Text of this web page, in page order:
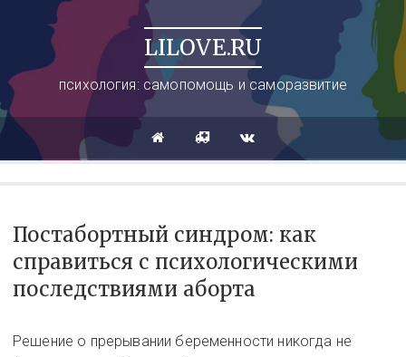
LILOVE.RU
психология: самопомощь и саморазвитие
Постабортный синдром: как
справиться с психологическими
последствиями аборта
Решение о прерывании беременности никогда не